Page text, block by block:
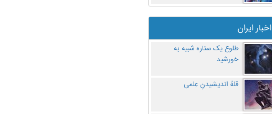
اخبار ایران
طلوع یک ستاره شبیه به
خورشید
قلهُ اندیشیدنِ عِلمی